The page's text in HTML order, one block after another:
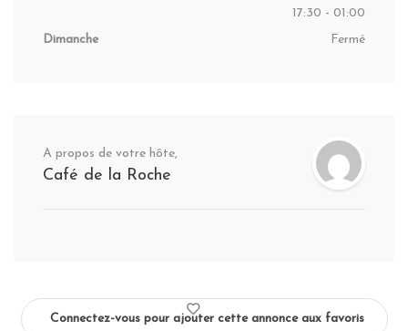
17:30 - 01:00
Dimanche
Fermé
A propos de votre hôte,
Café de la Roche
Connectez-vous pour ajouter cette annonce aux favoris